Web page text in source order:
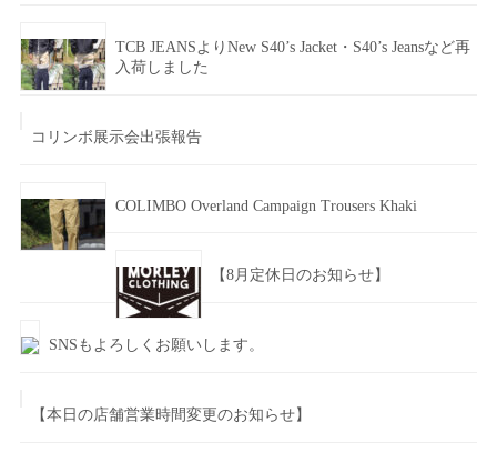
TCB JEANSよりNew S40’s Jacket・S40’s Jeansなど再
入荷しました
コリンボ展示会出張報告
COLIMBO Overland Campaign Trousers Khaki
【8月定休日のお知らせ】
SNSもよろしくお願いします。
【本日の店舗営業時間変更のお知らせ】